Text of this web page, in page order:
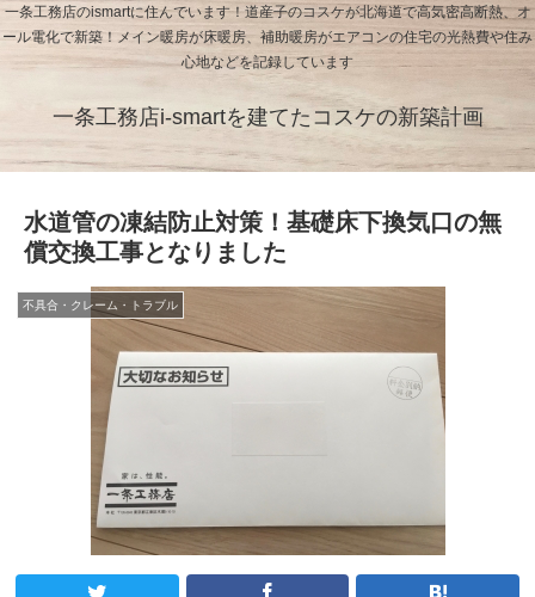
一条工務店のismartに住んでいます！道産子のコスケが北海道で高気密高断熱、オ
ール電化で新築！メイン暖房が床暖房、補助暖房がエアコンの住宅の光熱費や住み
心地などを記録しています
一条工務店i-smartを建てたコスケの新築計画
水道管の凍結防止対策！基礎床下換気口の無
償交換工事となりました
不具合・クレーム・トラブル